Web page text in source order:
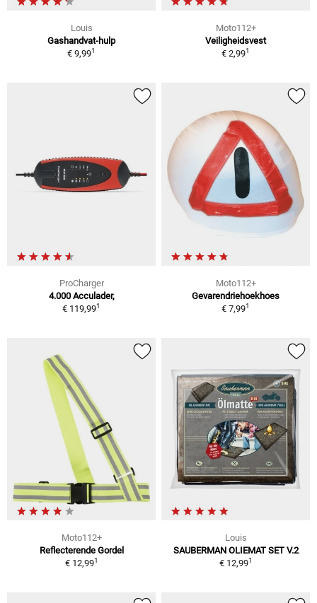
Louis
Gashandvat-hulp
€ 9,991
Moto112+
Veiligheidsvest
€ 2,991
ProCharger
4.000 Acculader,
€ 119,991
Moto112+
Gevarendriehoekhoes
€ 7,991
Moto112+
Reflecterende Gordel
€ 12,991
Louis
SAUBERMAN OLIEMAT SET V.2
€ 12,991